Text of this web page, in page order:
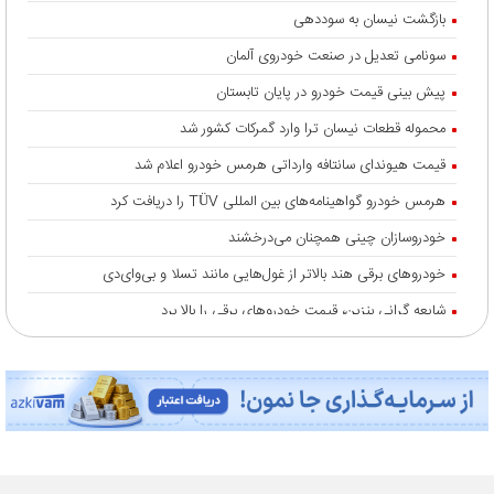
بازگشت نیسان به سوددهی
سونامی تعدیل در صنعت خودروی آلمان
پیش بینی قیمت خودرو در پایان تابستان
محموله قطعات نیسان ترا وارد گمرکات کشور شد
قیمت هیوندای سانتافه وارداتی هرمس خودرو اعلام شد
هرمس خودرو گواهینامه‌های بین المللی TÜV را دریافت کرد
خودروسازان چینی همچنان می‌درخشند
خودروهای برقی هند بالاتر از غول‌هایی مانند تسلا و بی‌وای‌دی
شایعه گرانی بنزین، قیمت خودروهای برقی را بالا برد
جزئیات تردد خودرو با پلاک منطقه آزاد انزلی
رشد ۱۲۰ درصدی صادرات خودروهای برقی چین